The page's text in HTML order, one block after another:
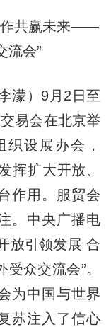
作共赢未来——
流会”
）9月2日至
易会在北京举
设展办会，
挥扩大开放、
作用。服贸会
。中央广播电
放引领发展 合
众交流会”。
为中国与世界
苏注入了信心